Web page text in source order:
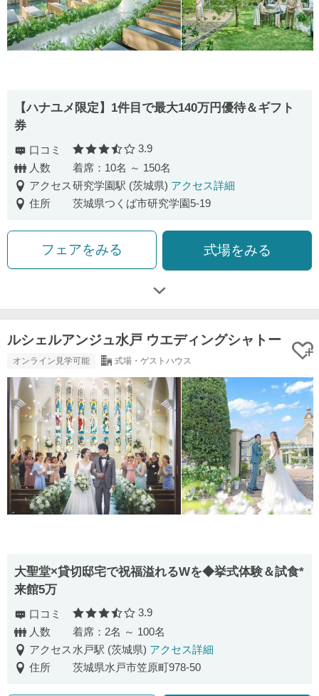
【ハナユメ限定】1件目で最大140万円優待＆ギフト
券
口コミ 口コミ評価
3.9
人数
着席：10名 ～ 150名
アクセス研究学園駅 (茨城県) アクセス詳細
住所
茨城県つくば市研究学園5-19
フェアをみる 式場をみる
ルシェルアンジュ水戸 ウエディングシャトー
オンライン見学可能 式場・ゲストハウス
大聖堂×貸切邸宅で祝福溢れるWを◆挙式体験＆試食*
来館5万
口コミ 口コミ評価
3.9
人数
着席：2名 ～ 100名
アクセス 水戸駅 (茨城県) アクセス詳細
住所
茨城県水戸市笠原町978-50